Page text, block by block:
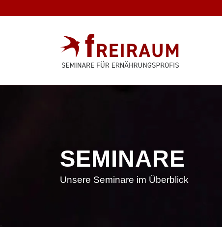
SEMINARE
Unsere Seminare im Überblick